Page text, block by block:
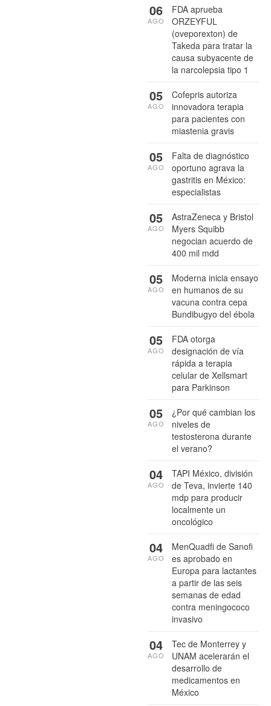
FDA aprueba
ORZEYFUL
(oveporexton) de
Takeda para tratar la
causa subyacente de
la narcolepsia tipo 1
06
AGO
Cofepris autoriza
innovadora terapia
para pacientes con
miastenia gravis
05
AGO
Falta de diagnóstico
oportuno agrava la
gastritis en México:
especialistas
05
AGO
AstraZeneca y Bristol
Myers Squibb
negocian acuerdo de
400 mil mdd
05
AGO
Moderna inicia ensayo
en humanos de su
vacuna contra cepa
Bundibugyo del ébola
05
AGO
FDA otorga
designación de vía
rápida a terapia
celular de Xellsmart
para Parkinson
05
AGO
¿Por qué cambian los
niveles de
testosterona durante
el verano?
05
AGO
TAPI México, división
de Teva, invierte 140
mdp para producir
localmente un
oncológico
04
AGO
MenQuadfi de Sanofi
es aprobado en
Europa para lactantes
a partir de las seis
semanas de edad
contra meningococo
invasivo
04
AGO
Tec de Monterrey y
UNAM acelerarán el
desarrollo de
medicamentos en
México
04
AGO